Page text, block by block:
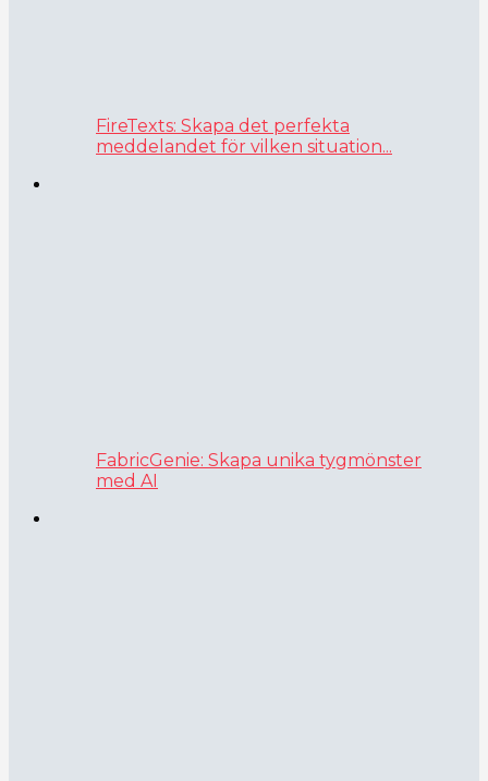
FireTexts: Skapa det perfekta
meddelandet för vilken situation...
FabricGenie: Skapa unika tygmönster
med AI